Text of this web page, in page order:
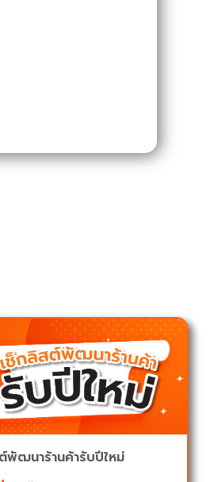
พัฒนาร้านค้ารับปีใหม่